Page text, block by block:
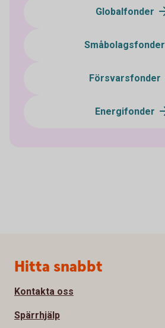
Globalfonder
Småbolagsfonder
Försvarsfonder
Energifonder
Sidfot
Hitta snabbt
Kontakta oss
Spärrhjälp